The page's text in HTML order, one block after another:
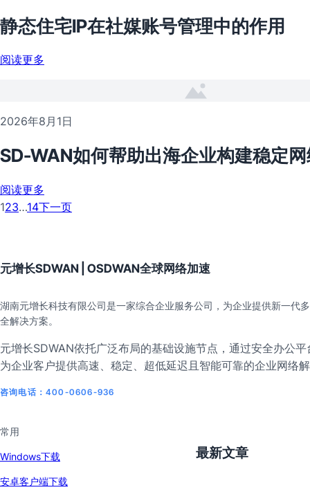
静态住宅IP在社媒账号管理中的作用
阅读更多
2026年8月1日
SD-WAN如何帮助出海企业构建稳定
阅读更多
123…14下一页
元增长SDWAN | OSDWAN全球网络加速
湖南元增长科技有限公司是一家综合企业服务公司，为企业提供新一代
全解决方案。
元增长SDWAN依托广泛布局的基础设施节点，通过安全办公
为企业客户提供高速、稳定、超低延迟且智能可靠的企业网络
咨询电话：400-0606-936
常用
Windows下载
安卓客户端下载
最新文章